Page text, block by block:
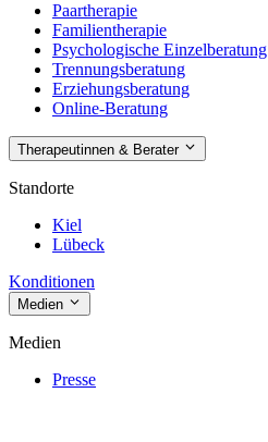
Paartherapie
Familientherapie
Psychologische Einzelberatung
Trennungsberatung
Erziehungsberatung
Online-Beratung
Therapeutinnen & Berater
Standorte
Kiel
Lübeck
Konditionen
Medien
Medien
Presse